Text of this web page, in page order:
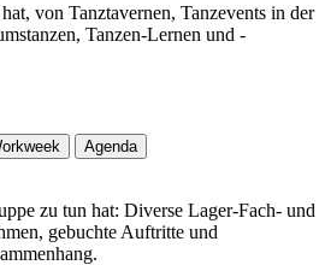
von Tanztavernen, Tanzevents in der
Tanzen-Lernen und -
Agenda
zu tun hat: Diverse Lager-Fach- und
gebuchte Auftritte und